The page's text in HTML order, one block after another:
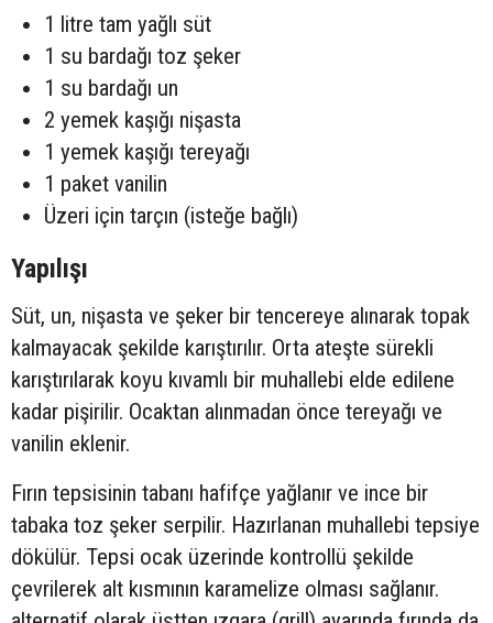
1 litre tam yağlı süt
1 su bardağı toz şeker
1 su bardağı un
2 yemek kaşığı nişasta
1 yemek kaşığı tereyağı
1 paket vanilin
Üzeri için tarçın (isteğe bağlı)
Yapılışı
Süt, un, nişasta ve şeker bir tencereye alınarak topak
kalmayacak şekilde karıştırılır. Orta ateşte sürekli
karıştırılarak koyu kıvamlı bir muhallebi elde edilene
kadar pişirilir. Ocaktan alınmadan önce tereyağı ve
vanilin eklenir.
Fırın tepsisinin tabanı hafifçe yağlanır ve ince bir
tabaka toz şeker serpilir. Hazırlanan muhallebi tepsiye
dökülür. Tepsi ocak üzerinde kontrollü şekilde
çevrilerek alt kısmının karamelize olması sağlanır.